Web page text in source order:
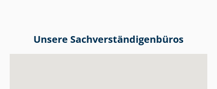
Unsere Sach­ver­stän­di­gen­bü­ros